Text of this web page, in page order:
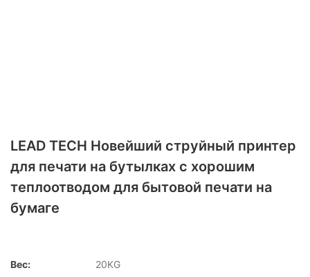
LEAD TECH Новейший струйный принтер
для печати на бутылках с хорошим
теплоотводом для бытовой печати на
бумаге
Вес:
20KG